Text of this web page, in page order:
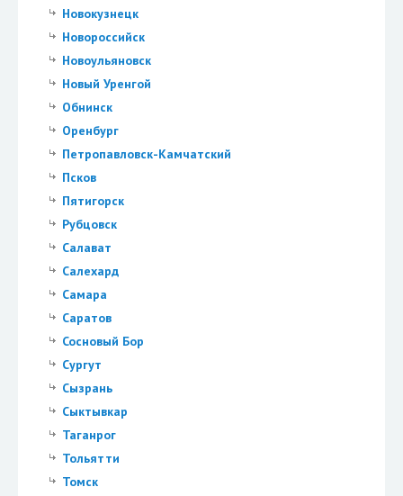
Новокузнецк
Новороссийск
Новоульяновск
Новый Уренгой
Обнинск
Оренбург
Петропавловск-Камчатский
Псков
Пятигорск
Рубцовск
Салават
Салехард
Самара
Саратов
Сосновый Бор
Сургут
Сызрань
Сыктывкар
Таганрог
Тольятти
Томск